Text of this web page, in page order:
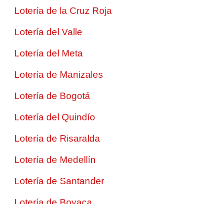
Lotería de la Cruz Roja
Lotería del Valle
Lotería del Meta
Lotería de Manizales
Lotería de Bogotá
Lotería del Quindío
Lotería de Risaralda
Lotería de Medellín
Lotería de Santander